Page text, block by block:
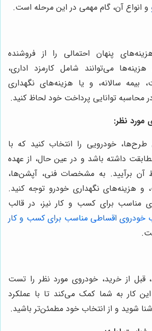
و انواع آن، گام مهمی در این مرحله است.
پنهان احتمالی را از فروشنده
می‌توانند شامل کارمزد اداری،
بیمه سالانه، و یا هزینه‌های نگهداری
محاسبه توانایی پرداخت خود لحاظ کنید.
مورد نظر:
خودرویی را انتخاب کنید که با
داشته باشد و در عین حال، از عهده
آن برآیید. به مشخصات فنی، آپشن‌ها،
هزینه‌های نگهداری خودرو توجه کنید.
مناسب برای کسب و کار نیز، در قالب
خودروی اقساطی مناسب برای کسب و کار
قبل از خرید، خودروی مورد نظر را تست
این کار به شما کمک می‌کند تا با عملکرد
شوید و از انتخاب خود مطمئن‌تر باشید.